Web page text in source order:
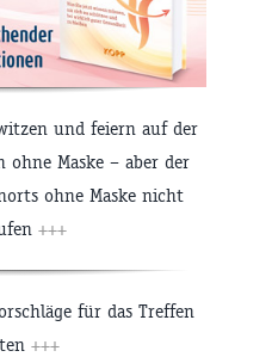
und feiern auf der
ohne Maske – aber der
ohne Maske nicht
+++
für das Treffen
+++